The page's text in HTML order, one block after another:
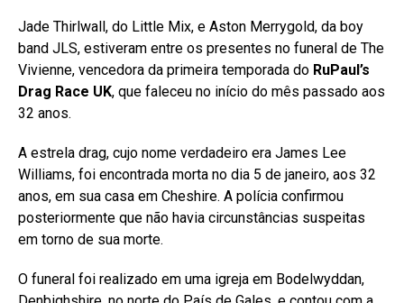
Jade Thirlwall, do Little Mix, e Aston Merrygold, da boy
band JLS, estiveram entre os presentes no funeral de The
Vivienne, vencedora da primeira temporada do RuPaul’s
Drag Race UK, que faleceu no início do mês passado aos
32 anos.
A estrela drag, cujo nome verdadeiro era James Lee
Williams, foi encontrada morta no dia 5 de janeiro, aos 32
anos, em sua casa em Cheshire. A polícia confirmou
posteriormente que não havia circunstâncias suspeitas
em torno de sua morte.
O funeral foi realizado em uma igreja em Bodelwyddan,